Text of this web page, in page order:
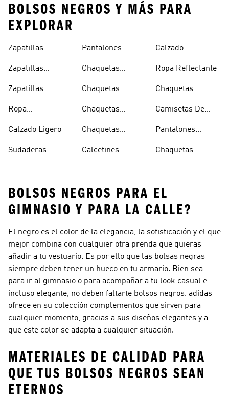
BOLSOS NEGROS Y MÁS PARA
EXPLORAR
Zapatillas
Mujer
Zapatillas
Hombre
Zapatillas
Niños
Ropa
Calzado Ligero
Sudaderas
Capucha
Pantalones
Ligeros
Chaquetas
Chaquetas
Chaquetas
Hombre
Chaquetas
Mujer
Calcetines
Calzado
Ropa Reflectante
Chaquetas
Camisetas De
Pantalones
Chaquetas
BOLSOS NEGROS PARA EL
GIMNASIO Y PARA LA CALLE?
El negro es el color de la elegancia, la sofisticación y el que
mejor combina con cualquier otra prenda que quieras
añadir a tu vestuario. Es por ello que las bolsas negras
siempre deben tener un hueco en tu armario. Bien sea
para ir al gimnasio o para acompañar a tu look casual e
incluso elegante, no deben faltarte bolsos negros. adidas
ofrece en su colección complementos que sirven para
cualquier momento, gracias a sus diseños elegantes y a
que este color se adapta a cualquier situación.
MATERIALES DE CALIDAD PARA
QUE TUS BOLSOS NEGROS SEAN
ETERNOS